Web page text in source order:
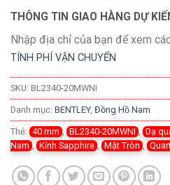
THÔNG TIN GIAO HÀNG DỰ
Nhập địa chỉ của bạn để xem
TÍNH PHÍ VẬN CHUYỂN
SKU: BL2340-20MWNI
Danh mục: BENTLEY, Đồng Hồ Nam
Thẻ: 40 mm BL2340-20MWNI Dạ
Nam
Kính Sapphire Mặt Tròn